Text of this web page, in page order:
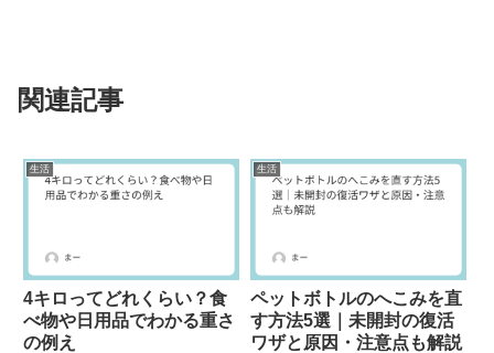
関連記事
生活
4キロってどれくらい？食
べ物や日用品でわかる重さ
の例え
生活
ペットボトルのへこみを直
す方法5選｜未開封の復活
ワザと原因・注意点も解説